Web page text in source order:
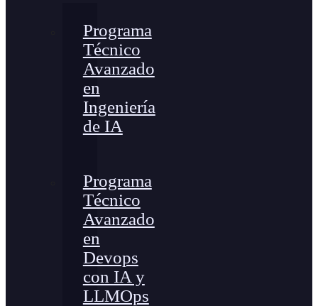
Programa
Técnico
Avanzado
en
Ingeniería
de IA
Programa
Técnico
Avanzado
en
Devops
con IA y
LLMOps